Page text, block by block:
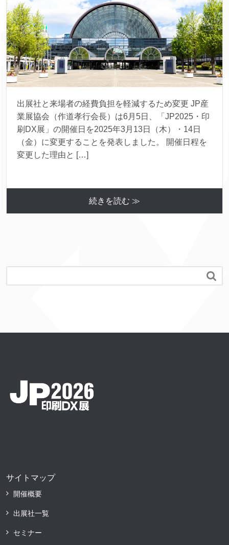
出展社と来場者の経費負担を軽減するため変更 JP産
業展協会（作道孝行会長）は6月5日、「JP2025・印
刷DX展」の開催日を2025年3月13日（木）・14日
（金）に変更することを発表しました。 開催日程を
変更した理由と […]
続きを読む ≫

サイトマップ
開催概要
出展社一覧
セミナー